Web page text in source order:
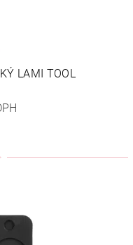
LAMI TOOL